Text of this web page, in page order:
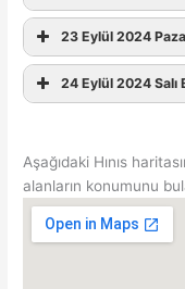
23 Eylül 2024
24 Eylül 2024 Salı
Aşağıdaki Hınıs
alanların konumunu